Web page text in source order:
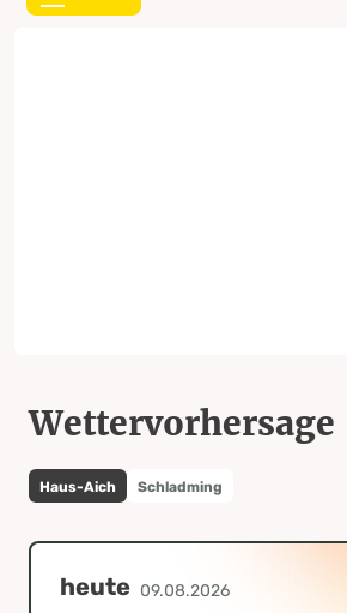
Wettervorhersage
Haus-Aich Schladming
heute 09.08.2026